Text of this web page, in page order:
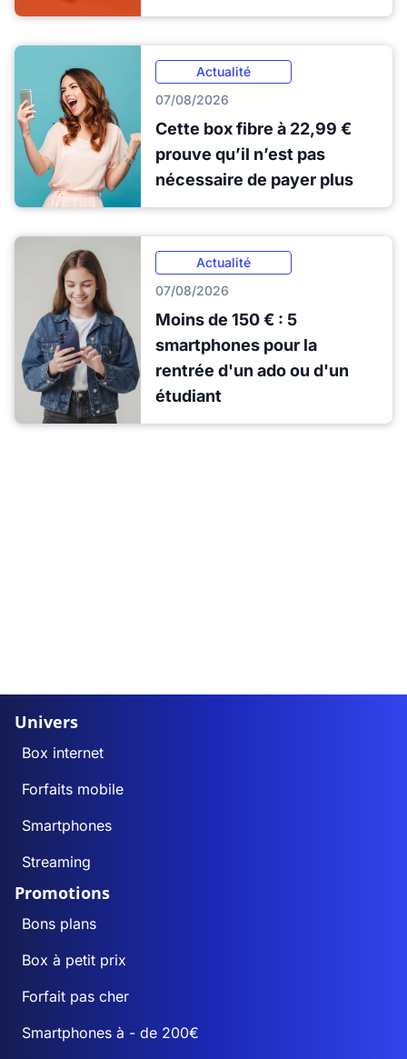
Actualité
07/08/2026
Cette box fibre à 22,99 €
prouve qu’il n’est pas
nécessaire de payer plus
Actualité
07/08/2026
Moins de 150 € : 5
smartphones pour la
rentrée d'un ado ou d'un
étudiant
Univers
Box internet
Forfaits mobile
Smartphones
Streaming
Promotions
Bons plans
Box à petit prix
Forfait pas cher
Smartphones à - de 200€